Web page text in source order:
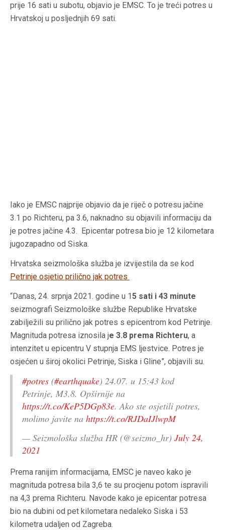
prije 16 sati u subotu, objavio je EMSC. To je treći potres u
Hrvatskoj u posljednjih 69 sati.
Iako je EMSC najprije objavio da je riječ o potresu jačine
3.1 po Richteru, pa 3.6, naknadno su objavili informaciju da
je potres jačine 4.3. Epicentar potresa bio je 12 kilometara
jugozapadno od Siska.
Hrvatska seizmološka služba je izvijestila da se kod
Petrinje osjetio prilično jak potres
“Danas, 24. srpnja 2021. godine u 15 sati i 43 minute
seizmografi Seizmološke službe Republike Hrvatske
zabilježili su prilično jak potres s epicentrom kod Petrinje.
Magnituda potresa iznosila je 3.8 prema Richteru, a
intenzitet u epicentru V stupnja EMS ljestvice. Potres je
osjećen u široj okolici Petrinje, Siska i Gline”, objavili su.
#potres (#earthquake) 24.07. u 15:43 kod
Petrinje, M3.8. Opširnije na
https://t.co/KeP5DGp83e. Ako ste osjetili potres,
molimo javite na https://t.co/RJDaIJlwpM
— Seizmološka služba HR (@seizmo_hr) July 24,
2021
Prema ranijim informacijama, EMSC je naveo kako je
magnituda potresa bila 3,6 te su procjenu potom ispravili
na 4,3 prema Richteru. Navode kako je epicentar potresa
bio na dubini od pet kilometara nedaleko Siska i 53
kilometra udaljen od Zagreba.